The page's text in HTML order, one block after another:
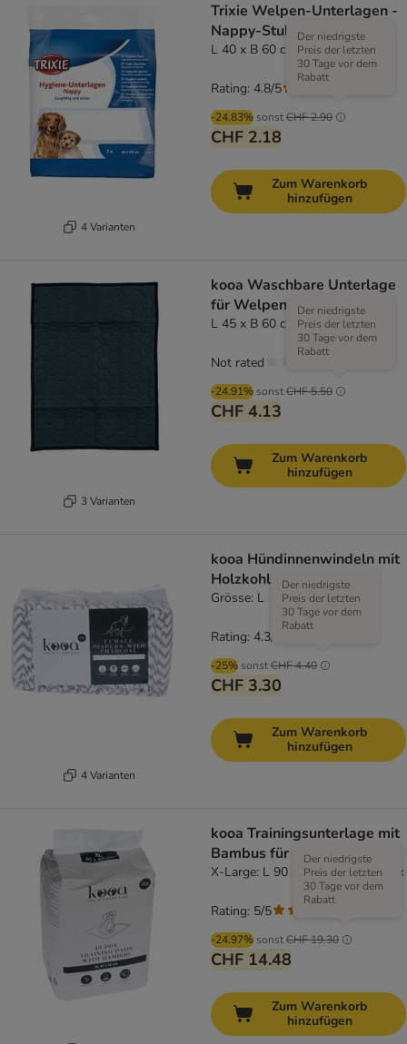
4 Varianten
Trixie Welpen-Unterlagen -
Nappy-Stubenrein
L 40 x B 60 cm, 7 Stück
-24.83% sonstCHF 2.90
Der niedrigste
Preis der letzten
30 Tage vor dem
Rabatt
CHF 2.18
Rating: 4.8/5
Zum Warenkorb
hinzufügen
3 Varianten
kooa Waschbare Unterlage
für Welpen
L 45 x B 60 cm
-24.91% sonstCHF 5.50
Der niedrigste
Preis der letzten
30 Tage vor dem
Rabatt
CHF 4.13
Not rated
Zum Warenkorb
hinzufügen
4 Varianten
kooa Hündinnenwindeln mit
Holzkohle
Grösse: L
-25% sonstCHF 4.40
Der niedrigste
Preis der letzten
30 Tage vor dem
Rabatt
CHF 3.30
Rating: 4.3/5
Zum Warenkorb
hinzufügen
kooa Trainingsunterlage mit
Bambus für Hundewelpen
X-Large: L 90 x B 60 cm, 30 Stück
-24.97% sonstCHF 19.30
Der niedrigste
Preis der letzten
30 Tage vor dem
Rabatt
CHF 14.48
Rating: 5/5
Zum Warenkorb
hinzufügen